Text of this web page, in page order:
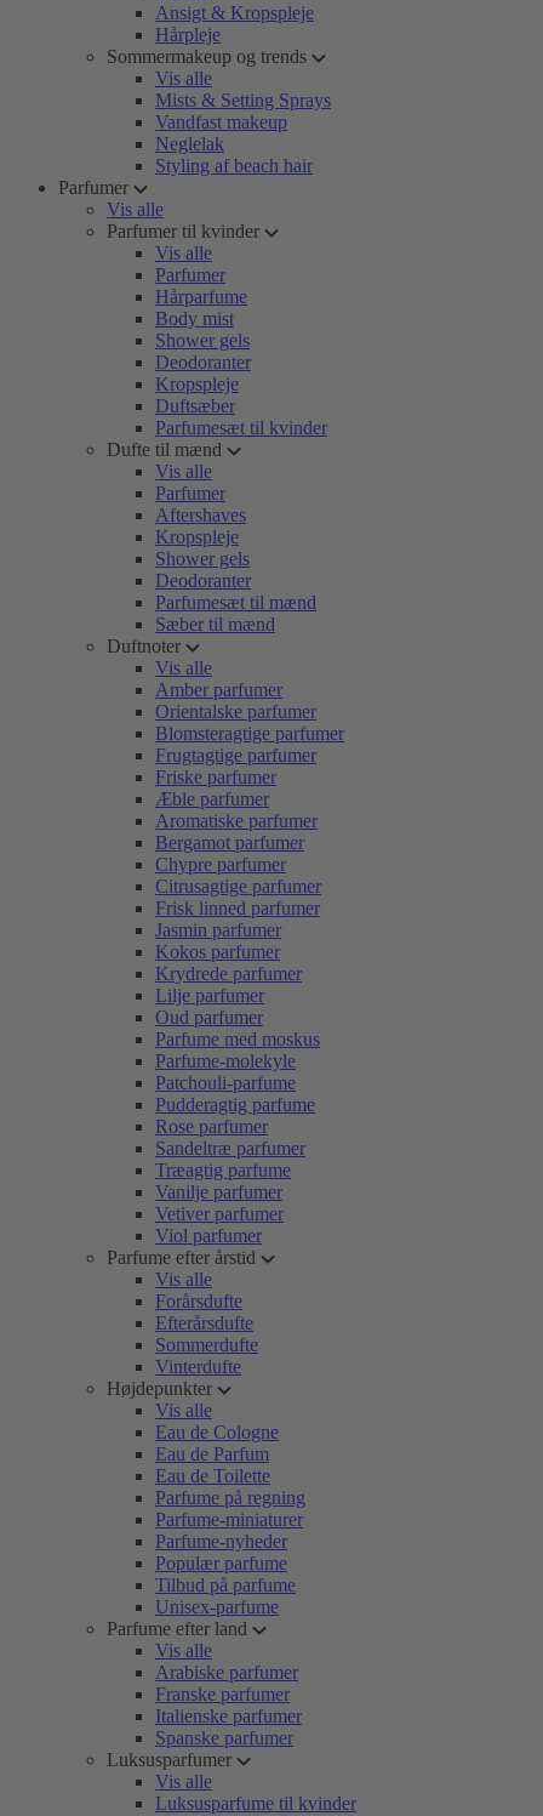
Ansigt & Kropspleje
Hårpleje
Sommermakeup og trends
Vis alle
Mists & Setting Sprays
Vandfast makeup
Neglelak
Styling af beach hair
Parfumer
Vis alle
Parfumer til kvinder
Vis alle
Parfumer
Hårparfume
Body mist
Shower gels
Deodoranter
Kropspleje
Duftsæber
Parfumesæt til kvinder
Dufte til mænd
Vis alle
Parfumer
Aftershaves
Kropspleje
Shower gels
Deodoranter
Parfumesæt til mænd
Sæber til mænd
Duftnoter
Vis alle
Amber parfumer
Orientalske parfumer
Blomsteragtige parfumer
Frugtagtige parfumer
Friske parfumer
Æble parfumer
Aromatiske parfumer
Bergamot parfumer
Chypre parfumer
Citrusagtige parfumer
Frisk linned parfumer
Jasmin parfumer
Kokos parfumer
Krydrede parfumer
Lilje parfumer
Oud parfumer
Parfume med moskus
Parfume-molekyle
Patchouli-parfume
Pudderagtig parfume
Rose parfumer
Sandeltræ parfumer
Træagtig parfume
Vanilje parfumer
Vetiver parfumer
Viol parfumer
Parfume efter årstid
Vis alle
Forårsdufte
Efterårsdufte
Sommerdufte
Vinterdufte
Højdepunkter
Vis alle
Eau de Cologne
Eau de Parfum
Eau de Toilette
Parfume på regning
Parfume-miniaturer
Parfume-nyheder
Populær parfume
Tilbud på parfume
Unisex-parfume
Parfume efter land
Vis alle
Arabiske parfumer
Franske parfumer
Italienske parfumer
Spanske parfumer
Luksusparfumer
Vis alle
Luksusparfume til kvinder